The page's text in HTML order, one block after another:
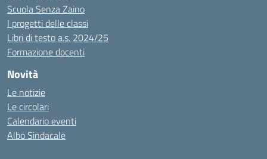
Scuola Senza Zaino
I progetti delle classi
Libri di testo a.s. 2024/25
Formazione docenti
Novità
Le notizie
Le circolari
Calendario eventi
Albo Sindacale